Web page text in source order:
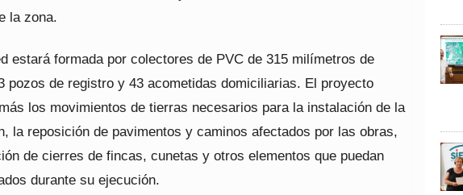
la zona.
estará formada por colectores de PVC de 315 milímetros de
pozos de registro y 43 acometidas domiciliarias. El proyecto
los movimientos de tierras necesarios para la instalación de la
la reposición de pavimentos y caminos afectados por las obras,
de cierres de fincas, cunetas y otros elementos que puedan
durante su ejecución.